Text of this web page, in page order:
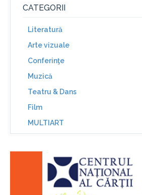
CATEGORII
Literatură
Arte vizuale
Conferinţe
Muzică
Teatru & Dans
Film
MULTIART